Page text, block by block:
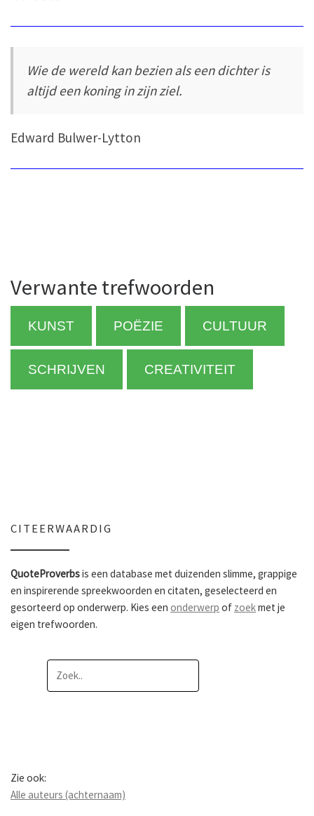
Wie de wereld kan bezien als een dichter is
altijd een koning in zijn ziel.
Edward Bulwer-Lytton
Verwante trefwoorden
KUNST POËZIE CULTUUR
SCHRIJVEN CREATIVITEIT
CITEERWAARDIG
QuoteProverbsis een database met duizenden slimme, grappige
en inspirerende spreekwoorden en citaten, geselecteerd en
gesorteerd op onderwerp. Kies een onderwerp of zoekmet je
eigen trefwoorden.
Zie ook:
Alle auteurs (achternaam)